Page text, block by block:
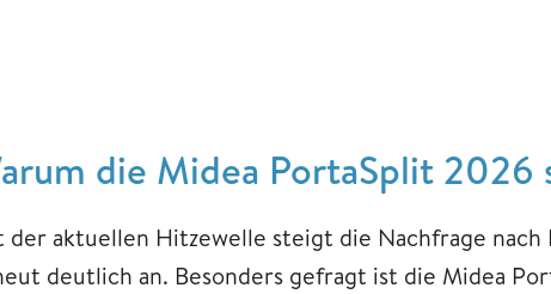
die Midea PortaSplit
der aktuellen Hitzewelle steigt die Nachfrage nach
deutlich an. Besonders gefragt ist die Midea